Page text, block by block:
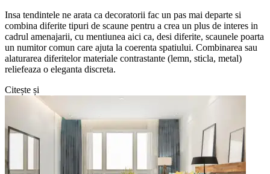
Insa tendintele ne arata ca decoratorii fac un pas mai departe si
combina diferite tipuri de scaune pentru a crea un plus de interes in
cadrul amenajarii, cu mentiunea aici ca, desi diferite, scaunele poarta
un numitor comun care ajuta la coerenta spatiului. Combinarea sau
alaturarea diferitelor materiale contrastante (lemn, sticla, metal)
reliefeaza o eleganta discreta.
Citește și